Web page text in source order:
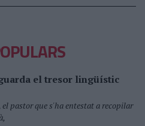
el tresor lingüístic
pastor que s'ha entestat a recopilar